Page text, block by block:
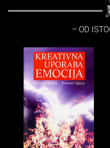
– OD